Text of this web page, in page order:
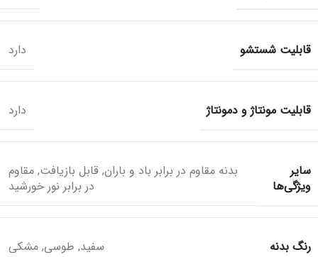
قابلیت شستشو دارد
قابلیت مونتاژ و دمونتاژ دارد
سایر
ویژگی‌ها
بدنه مقاوم در برابر باد و باران, قابل بازیافت, مقاوم
در برابر نور خورشید
رنگ بدنه سفید, طوسی, مشکی